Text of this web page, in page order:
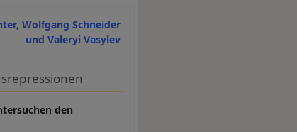
Wolfgang Schneider
und Valeryi Vasylev
den